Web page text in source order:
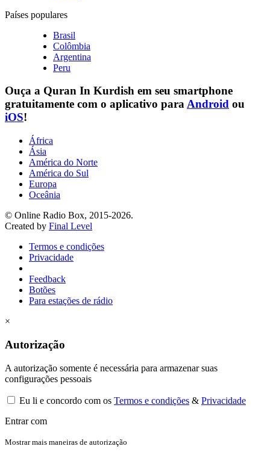
Países populares
Brasil
Colômbia
Argentina
Peru
Ouça a Quran In Kurdish em seu smartphone
gratuitamente com o aplicativo paraAndroid ou
iOS!
África
Ásia
América do Norte
América do Sul
Europa
Oceânia
© Online Radio Box, 2015-2026.
Created by Final Level
Termos e condições
Privacidade
Feedback
Botões
Para estações de rádio
×
Autorização
A autorização somente é necessária para armazenar suas
configurações pessoais
Eu li e concordo com os Termos e condições & Privacidade
Entrar com
Mostrar mais maneiras de autorização